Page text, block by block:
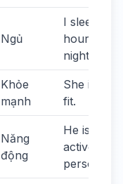
Ngủ
I sleep 8
hours a
night.
Khỏe
mạnh
She is very
fit.
Năng
động
He is an
active
person.